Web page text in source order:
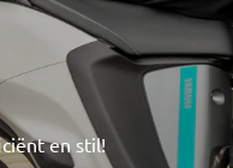
en stil!